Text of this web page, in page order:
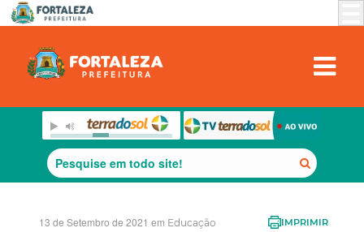
13 de Setembro de 2021 em Educação IMPRIMIR